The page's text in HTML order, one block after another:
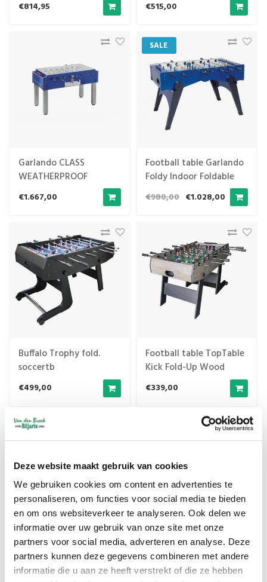
Deze website maakt gebruik van cookies
We gebruiken cookies om content en advertenties te
personaliseren, om functies voor social media te bieden
en om ons websiteverkeer te analyseren. Ook delen we
informatie over uw gebruik van onze site met onze
partners voor social media, adverteren en analyse. Deze
partners kunnen deze gegevens combineren met andere
informatie die u aan ze heeft verstrekt of die ze hebben
€814,95 €515,00
Garlando CLASS
WEATHERPROOF
€1.667,00
SALE
Football table Garlando
Foldy Indoor Foldable
€980,00 €1.028,00
Buffalo Trophy fold.
soccertb
€499,00
Football table TopTable
Kick Fold-Up Wood
€339,00
Garlando F20 foldable
football table
Football table TopTable
Kick Fold-Up Black